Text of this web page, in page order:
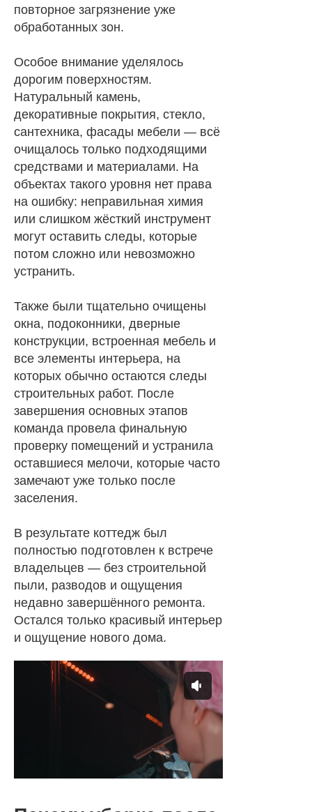
повторное загрязнение уже
обработанных зон.
Особое внимание уделялось
дорогим поверхностям.
Натуральный камень,
декоративные покрытия, стекло,
сантехника, фасады мебели — всё
очищалось только подходящими
средствами и материалами. На
объектах такого уровня нет права
на ошибку: неправильная химия
или слишком жёсткий инструмент
могут оставить следы, которые
потом сложно или невозможно
устранить.
Также были тщательно очищены
окна, подоконники, дверные
конструкции, встроенная мебель и
все элементы интерьера, на
которых обычно остаются следы
строительных работ. После
завершения основных этапов
команда провела финальную
проверку помещений и устранила
оставшиеся мелочи, которые часто
замечают уже только после
заселения.
В результате коттедж был
полностью подготовлен к встрече
владельцев — без строительной
пыли, разводов и ощущения
недавно завершённого ремонта.
Остался только красивый интерьер
и ощущение нового дома.